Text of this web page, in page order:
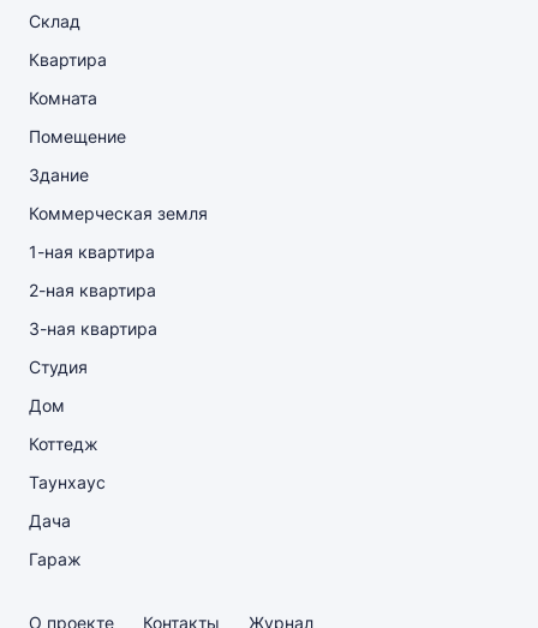
Склад
Квартира
Комната
Помещение
Здание
Коммерческая земля
1-ная квартира
2-ная квартира
3-ная квартира
Студия
Дом
Коттедж
Таунхаус
Дача
Гараж
О проекте Контакты Журнал